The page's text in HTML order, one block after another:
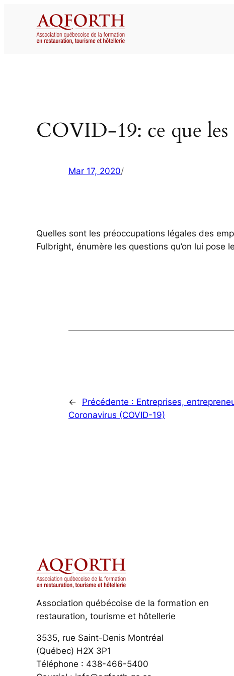
COVID-19: ce que
Mar 17, 2020/
Quelles sont les préoccupations légales des
Fulbright, énumère les questions qu’on lui
← Précédente : Entreprises,
Coronavirus (COVID-19)
Association québécoise de la formation en
restauration, tourisme et hôtellerie
3535, rue Saint-Denis Montréal
(Québec) H2X 3P1
Téléphone : 438-466-5400